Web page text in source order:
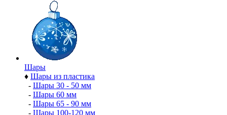
Шары
♦ Шары из пластика
- Шары 30 - 50 мм
- Шары 60 мм
- Шары 65 - 90 мм
- Шары 100-120 мм